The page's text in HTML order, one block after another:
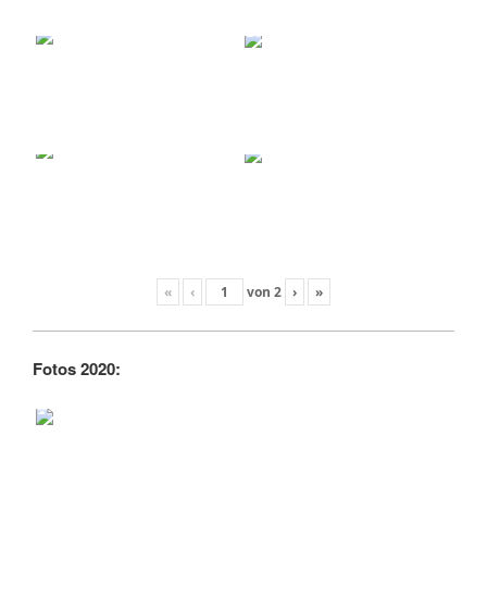
« ‹ von 2 › »
Fotos 2020: